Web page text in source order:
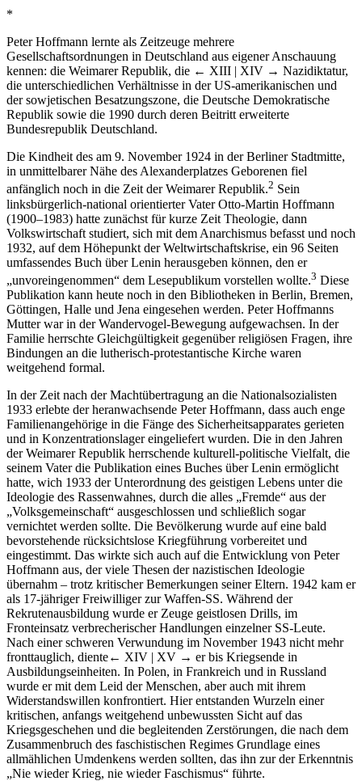
*
Peter Hoffmann lernte als Zeitzeuge mehrere
Gesellschaftsordnungen in Deutschland aus eigener Anschauung
kennen: die Weimarer Republik, die ← XIII | XIV → Nazidiktatur,
die unterschiedlichen Verhältnisse in der US-amerikanischen und
der sowjetischen Besatzungszone, die Deutsche Demokratische
Republik sowie die 1990 durch deren Beitritt erweiterte
Bundesrepublik Deutschland.
Die Kindheit des am 9. November 1924 in der Berliner Stadtmitte,
in unmittelbarer Nähe des Alexanderplatzes Geborenen fiel
anfänglich noch in die Zeit der Weimarer Republik.2 Sein
linksbürgerlich-national orientierter Vater Otto-Martin Hoffmann
(1900–1983) hatte zunächst für kurze Zeit Theologie, dann
Volkswirtschaft studiert, sich mit dem Anarchismus befasst und noch
1932, auf dem Höhepunkt der Weltwirtschaftskrise, ein 96 Seiten
umfassendes Buch über Lenin herausgeben können, den er
„unvoreingenommen“ dem Lesepublikum vorstellen wollte.3 Diese
Publikation kann heute noch in den Bibliotheken in Berlin, Bremen,
Göttingen, Halle und Jena eingesehen werden. Peter Hoffmanns
Mutter war in der Wandervogel-Bewegung aufgewachsen. In der
Familie herrschte Gleichgültigkeit gegenüber religiösen Fragen, ihre
Bindungen an die lutherisch-protestantische Kirche waren
weitgehend formal.
In der Zeit nach der Machtübertragung an die Nationalsozialisten
1933 erlebte der heranwachsende Peter Hoffmann, dass auch enge
Familienangehörige in die Fänge des Sicherheitsapparates gerieten
und in Konzentrationslager eingeliefert wurden. Die in den Jahren
der Weimarer Republik herrschende kulturell-politische Vielfalt, die
seinem Vater die Publikation eines Buches über Lenin ermöglicht
hatte, wich 1933 der Unterordnung des geistigen Lebens unter die
Ideologie des Rassenwahnes, durch die alles „Fremde“ aus der
„Volksgemeinschaft“ ausgeschlossen und schließlich sogar
vernichtet werden sollte. Die Bevölkerung wurde auf eine bald
bevorstehende rücksichtslose Kriegführung vorbereitet und
eingestimmt. Das wirkte sich auch auf die Entwicklung von Peter
Hoffmann aus, der viele Thesen der nazistischen Ideologie
übernahm – trotz kritischer Bemerkungen seiner Eltern. 1942 kam er
als 17-jähriger Freiwilliger zur Waffen-SS. Während der
Rekrutenausbildung wurde er Zeuge geistlosen Drills, im
Fronteinsatz verbrecherischer Handlungen einzelner SS-Leute.
Nach einer schweren Verwundung im November 1943 nicht mehr
fronttauglich, diente← XIV | XV → er bis Kriegsende in
Ausbildungseinheiten. In Polen, in Frankreich und in Russland
wurde er mit dem Leid der Menschen, aber auch mit ihrem
Widerstandswillen konfrontiert. Hier entstanden Wurzeln einer
kritischen, anfangs weitgehend unbewussten Sicht auf das
Kriegsgeschehen und die begleitenden Zerstörungen, die nach dem
Zusammenbruch des faschistischen Regimes Grundlage eines
allmählichen Umdenkens werden sollten, das ihn zur der Erkenntnis
„Nie wieder Krieg, nie wieder Faschismus“ führte.